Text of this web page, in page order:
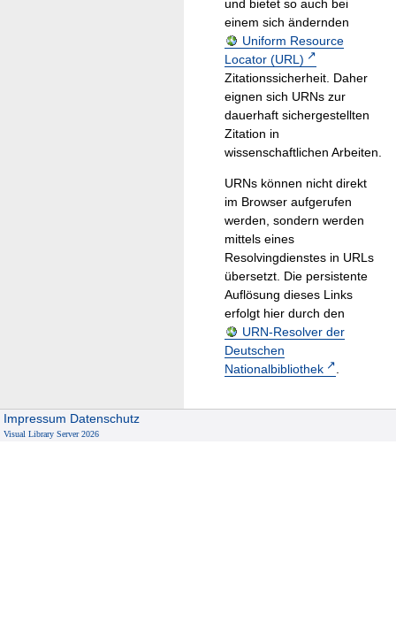
und bietet so auch bei
einem sich ändernden
Uniform Resource
Locator (URL)
Zitationssicherheit. Daher
eignen sich URNs zur
dauerhaft sichergestellten
Zitation in
wissenschaftlichen Arbeiten.
URNs können nicht direkt
im Browser aufgerufen
werden, sondern werden
mittels eines
Resolvingdienstes in URLs
übersetzt. Die persistente
Auflösung dieses Links
erfolgt hier durch den
URN-Resolver der
Deutschen
Nationalbibliothek
.
Impressum Datenschutz
Visual Library Server 2026